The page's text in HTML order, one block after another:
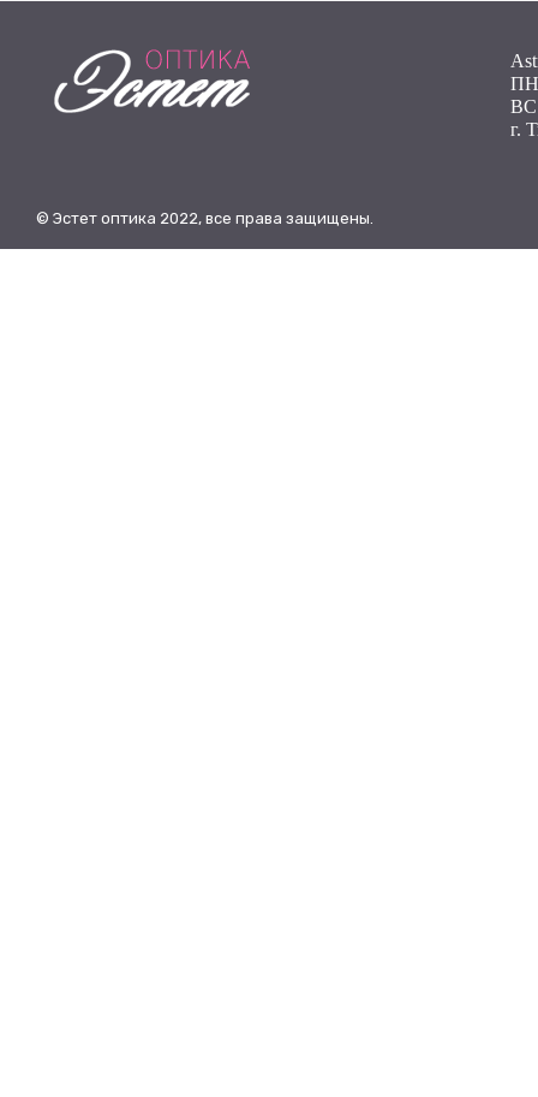
ПН
г.
© Эстет оптика 2022, все права защищены.